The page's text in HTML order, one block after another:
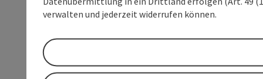
verwalten und jederzeit widerrufen können.